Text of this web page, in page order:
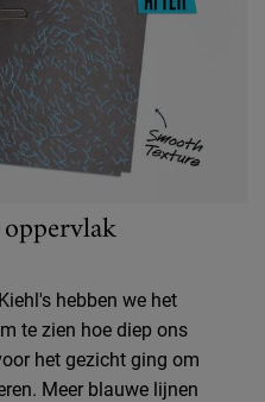
hebben we het
te zien hoe diep ons
het gezicht ging om
Meer blauwe lijnen